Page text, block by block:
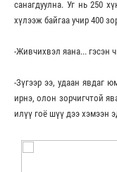
санагдуулна. Уг нь 250
хүлээж байгаа учир 400
-Живчихвэл яана... гэсэн
-Зүгээр ээ, удаан явдаг
ирнэ, олон зорчигчтой
илүү гоё шүү дээ хэмээн